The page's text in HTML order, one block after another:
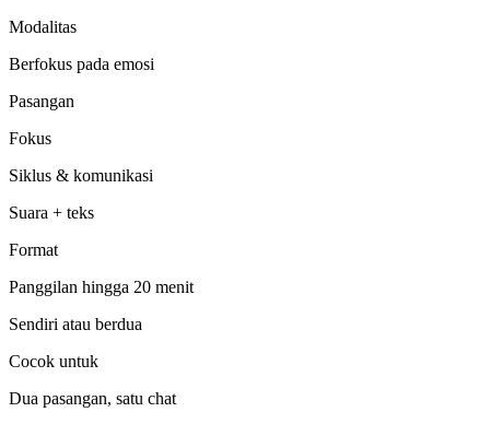
Modalitas
Berfokus pada emosi
Pasangan
Fokus
Siklus & komunikasi
Suara + teks
Format
Panggilan hingga 20 menit
Sendiri atau berdua
Cocok untuk
Dua pasangan, satu chat